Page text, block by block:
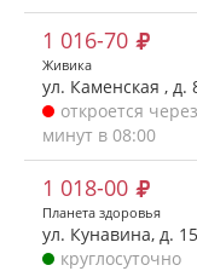
1 016-70
Живика
ул. Каменская , д.
откроется
минут в 08:00
1 018-00
Планета здоровья
ул. Кунавина, д. 15
круглосуточно